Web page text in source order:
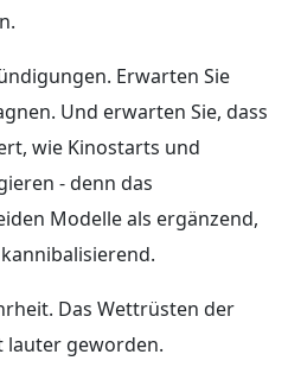
Erwarten Sie
Und erwarten Sie, dass
wie Kinostarts und
- denn das
Modelle als ergänzend,
Das Wettrüsten der
lauter geworden.